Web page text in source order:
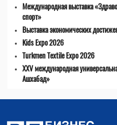
Международная выставка
спорт»
Выставка экономических
Kids Expo 2026
Turkmen Textile Expo 2026
XXV международная
Ашхабад»